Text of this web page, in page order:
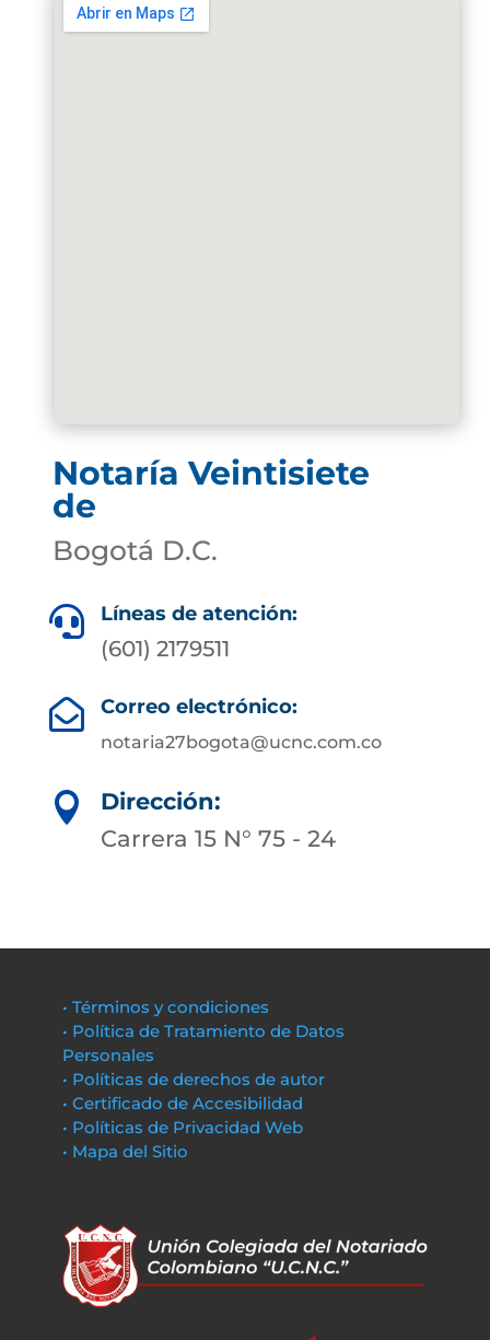
Notaría Veintisiete
de
Bogotá D.C.
 Líneas de atención:
(601) 2179511
 Correo electrónico:
notaria27bogota@ucnc.com.co

Dirección:
Carrera 15 N° 75 - 24
• Términos y condiciones
• Política de Tratamiento de Datos
Personales
• Políticas de derechos de autor
• Certificado de Accesibilidad
• Políticas de Privacidad Web
• Mapa del Sitio